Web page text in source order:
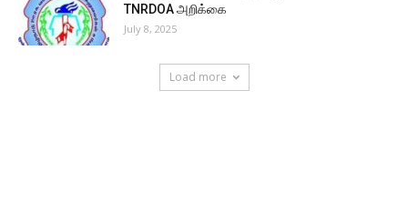
TNRDOA அறிக்கை
July 8, 2025
Load more